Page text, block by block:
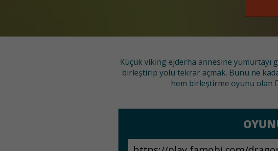
Küçük viking ejderha annesine yumurtayı
birleştirip yolu tekrar açmak. Bunu ne
hem birleştirme oyunu olan